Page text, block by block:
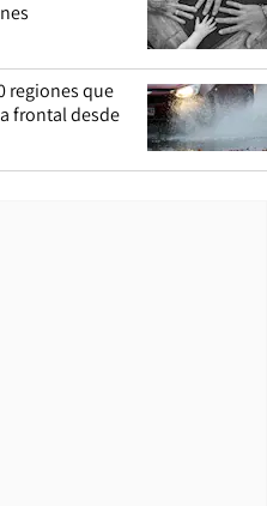
regiones que
frontal desde